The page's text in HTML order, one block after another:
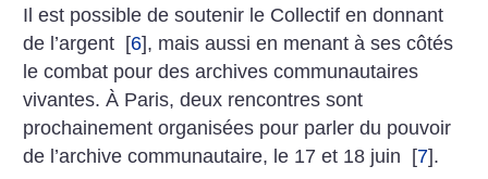
Il est possible de soutenir le Collectif en donnant
de l’argent [6], mais aussi en menant à ses côtés
le combat pour des archives communautaires
vivantes. À Paris, deux rencontres sont
prochainement organisées pour parler du pouvoir
de l’archive communautaire, le 17 et 18 juin
[7].